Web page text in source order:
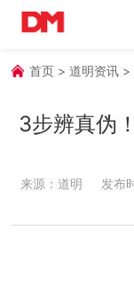
首页 >道明资讯 >
3步辨真伪
来源：道明 发布